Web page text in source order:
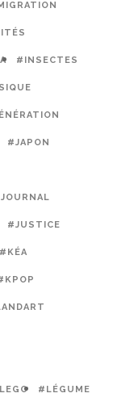
#INSECTES
#JAPON
#JUSTICE
#KÉA
#LÉGUME